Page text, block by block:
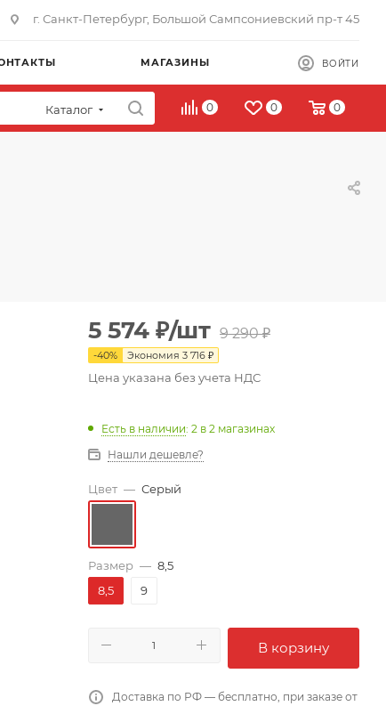
г. Санкт-Петербург, Большой Сампсониевский пр-т 45
МАГАЗИНЫ ВОЙТИ
Каталог 0 0 0
5 574 ₽/шт 9 290₽
-40% Экономия 3 716 ₽
Цена указана без учета НДС
Есть в наличии: 2 в 2 магазинах
Нашли дешевле?
Цвет — Серый
Размер — 8,5
8,5
9
В корзину
Доставка по РФ — бесплатно, при заказе от